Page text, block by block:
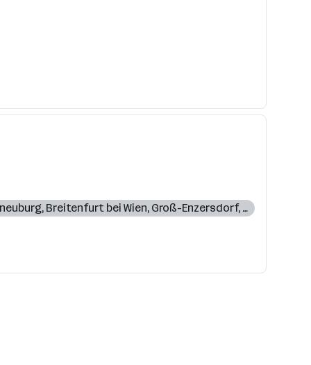
, Breitenfurt bei Wien, Groß-Enzersdorf, St. Pölten